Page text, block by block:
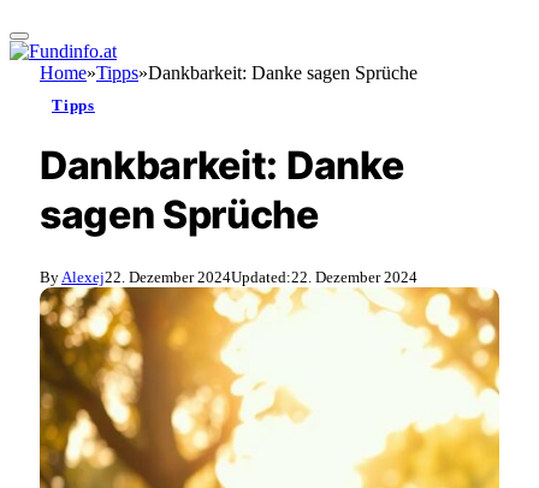
Home»Tipps»Dankbarkeit: Danke sagen Sprüche
Tipps
Dankbarkeit: Danke
sagen Sprüche
By Alexej22. Dezember 2024Updated:22. Dezember 2024